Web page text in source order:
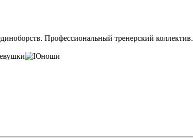
Профессиональный тренерский коллектив.